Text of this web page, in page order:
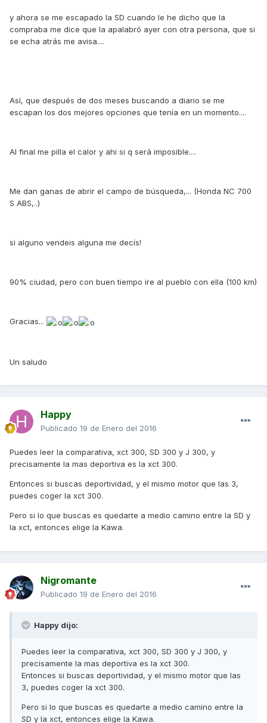
y ahora se me escapado la SD cuando le he dicho que la
compraba me dice que la apalabró ayer con otra persona, que si
se echa atrás me avisa....
Así, que después de dos meses buscando a diario se me
escapan los dos mejores opciones que tenía en un momento....
Al final me pilla el calor y ahi si q será imposible....
Me dan ganas de abrir el campo de búsqueda,... (Honda NC 700
S ABS,..)
si alguno vendeis alguna me decís!
90% ciudad, pero con buen tiempo ire al pueblo con ella (100 km)
Gracias...
Un saludo
Happy
Publicado 19 de Enero del 2016
Puedes leer la comparativa, xct 300, SD 300 y J 300, y
precisamente la mas deportiva es la xct 300.
Entonces si buscas deportividad, y el mismo motor que las 3,
puedes coger la xct 300.
Pero si lo que buscas es quedarte a medio camino entre la SD y
la xct, entonces elige la Kawa.
Nigromante
Publicado 19 de Enero del 2016
Happy dijo:
Puedes leer la comparativa, xct 300, SD 300 y J 300, y
precisamente la mas deportiva es la xct 300.
Entonces si buscas deportividad, y el mismo motor que las
3, puedes coger la xct 300.
Pero si lo que buscas es quedarte a medio camino entre la
SD y la xct, entonces elige la Kawa.